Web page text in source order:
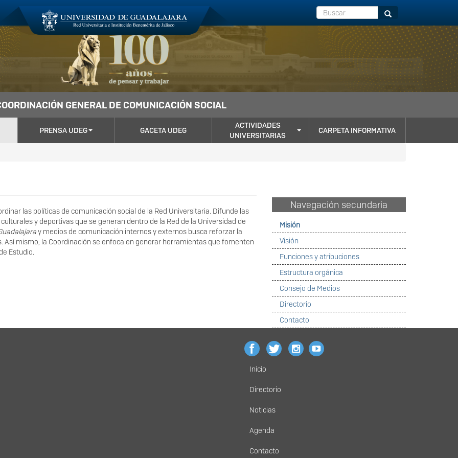
Buscar Buscar
GENERAL DE COMUNICACIÓN SOCIAL
PRENSA UDEG GACETA UDEG
ACTIVIDADES
UNIVERSITARIAS
CARPETA INFORMATIVA
las políticas de comunicación social de la Red Universitaria. Difunde las
y deportivas que se generan dentro de la Red de la Universidad de
y medios de comunicación internos y externos busca reforzar la
mismo, la Coordinación se enfoca en generar herramientas que fomenten
Estudio.
Navegación secundaria
Misión
Visión
Funciones y atribuciones
Estructura orgánica
Consejo de Medios
Directorio
Contacto
Menú
principal
Inicio
Directorio
Noticias
Agenda
Contacto